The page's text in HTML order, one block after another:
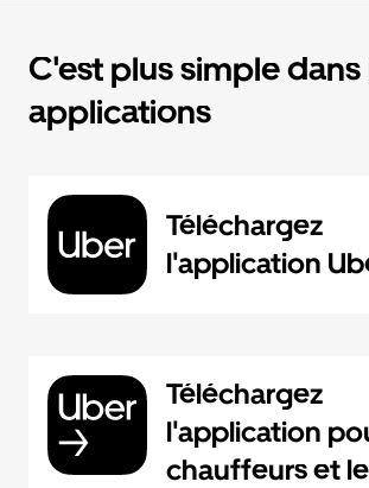
C'est plus simple dans
applications
Téléchargez
l'application
Téléchargez
l'application
chauffeurs et